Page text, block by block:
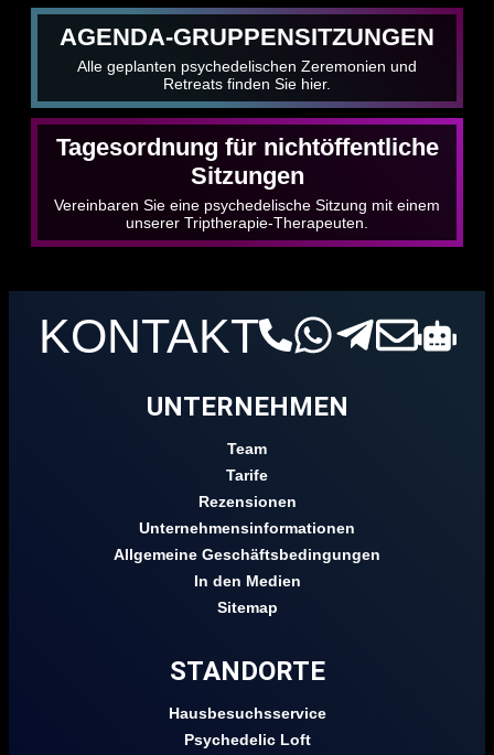
AGENDA-GRUPPENSITZUNGEN
Alle geplanten psychedelischen Zeremonien und
Retreats finden Sie hier.
Tagesordnung für nichtöffentliche
Sitzungen
Vereinbaren Sie eine psychedelische Sitzung mit einem
unserer Triptherapie-Therapeuten.
KONTAKT
UNTERNEHMEN
Team
Tarife
Rezensionen
Unternehmensinformationen
Allgemeine Geschäftsbedingungen
In den Medien
Sitemap
STANDORTE
Hausbesuchsservice
Psychedelic Loft